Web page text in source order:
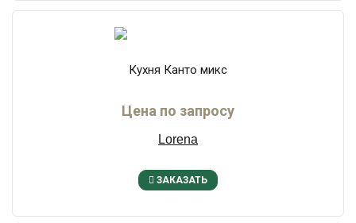
Кухня Канто микс
Цена по запросу
Lorena
ЗАКАЗАТЬ